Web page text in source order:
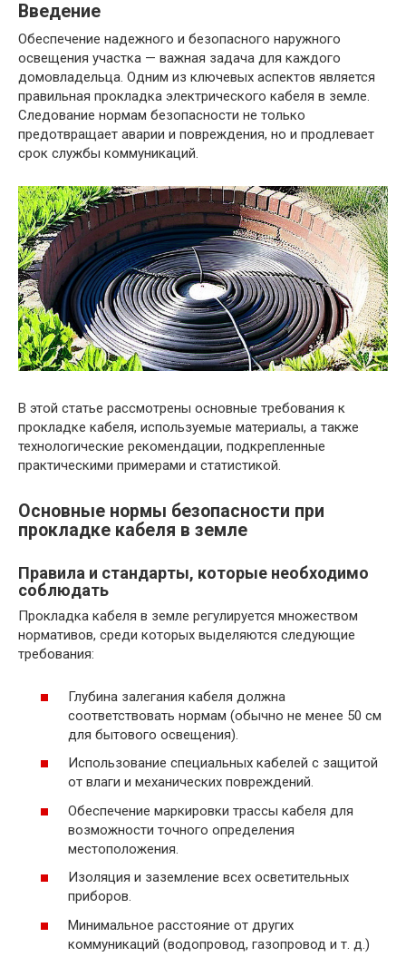
Введение
Обеспечение надежного и безопасного наружного
освещения участка — важная задача для каждого
домовладельца. Одним из ключевых аспектов является
правильная прокладка электрического кабеля в земле.
Следование нормам безопасности не только
предотвращает аварии и повреждения, но и продлевает
срок службы коммуникаций.
В этой статье рассмотрены основные требования к
прокладке кабеля, используемые материалы, а также
технологические рекомендации, подкрепленные
практическими примерами и статистикой.
Основные нормы безопасности при
прокладке кабеля в земле
Правила и стандарты, которые необходимо
соблюдать
Прокладка кабеля в земле регулируется множеством
нормативов, среди которых выделяются следующие
требования:
Глубина залегания кабеля должна
соответствовать нормам (обычно не менее 50 см
для бытового освещения).
Использование специальных кабелей с защитой
от влаги и механических повреждений.
Обеспечение маркировки трассы кабеля для
возможности точного определения
местоположения.
Изоляция и заземление всех осветительных
приборов.
Минимальное расстояние от других
коммуникаций (водопровод, газопровод и т. д.)